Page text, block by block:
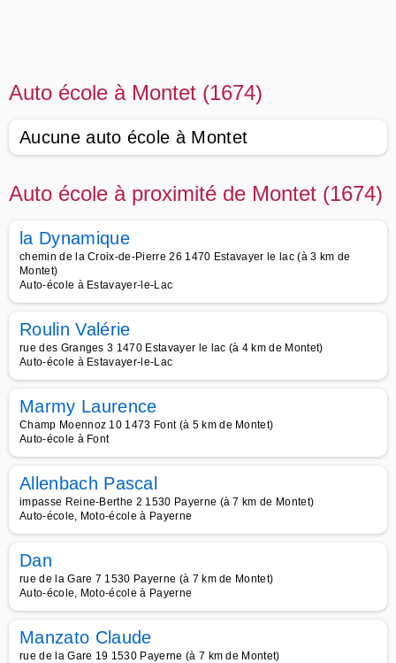
Auto école à Montet (1674)
Aucune auto école à Montet
Auto école à proximité de Montet (1674)
la Dynamique
chemin de la Croix-de-Pierre 26 1470 Estavayer le lac (à 3 km de
Montet)
Auto-école à Estavayer-le-Lac
Roulin Valérie
rue des Granges 3 1470 Estavayer le lac (à 4 km de Montet)
Auto-école à Estavayer-le-Lac
Marmy Laurence
Champ Moennoz 10 1473 Font (à 5 km de Montet)
Auto-école à Font
Allenbach Pascal
impasse Reine-Berthe 2 1530 Payerne (à 7 km de Montet)
Auto-école, Moto-école à Payerne
Dan
rue de la Gare 7 1530 Payerne (à 7 km de Montet)
Auto-école, Moto-école à Payerne
Manzato Claude
rue de la Gare 19 1530 Payerne (à 7 km de Montet)